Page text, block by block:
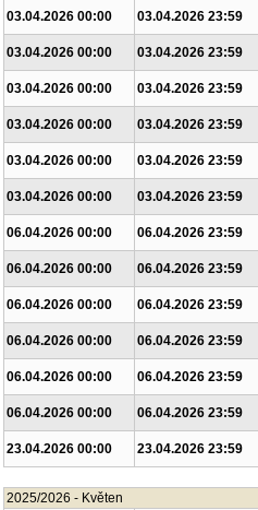
03.04.2026 00:00
03.04.2026 23:59
03.04.2026 00:00
03.04.2026 23:59
03.04.2026 00:00
03.04.2026 23:59
03.04.2026 00:00
03.04.2026 23:59
03.04.2026 00:00
03.04.2026 23:59
03.04.2026 00:00
03.04.2026 23:59
06.04.2026 00:00
06.04.2026 23:59
06.04.2026 00:00
06.04.2026 23:59
06.04.2026 00:00
06.04.2026 23:59
06.04.2026 00:00
06.04.2026 23:59
06.04.2026 00:00
06.04.2026 23:59
06.04.2026 00:00
06.04.2026 23:59
23.04.2026 00:00
23.04.2026 23:59
2025/2026 - Květen